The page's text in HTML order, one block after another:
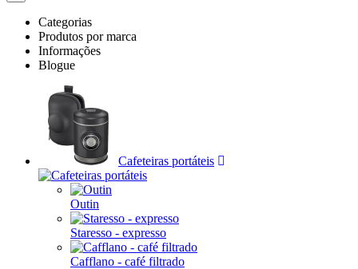
Categorias
Produtos por marca
Informações
Blogue
Cafeteiras portáteis
Outin
Staresso - expresso
Cafflano - café filtrado